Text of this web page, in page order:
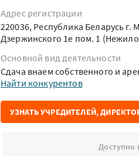
Адрес регистрации
220036, Республика Беларусь
Дзержинского 1е пом. 1
Основной вид деятельности
Сдача внаем собственного и
Найти конкурентов
УЗНАТЬ УЧРЕДИТЕЛЕЙ,
Доступно